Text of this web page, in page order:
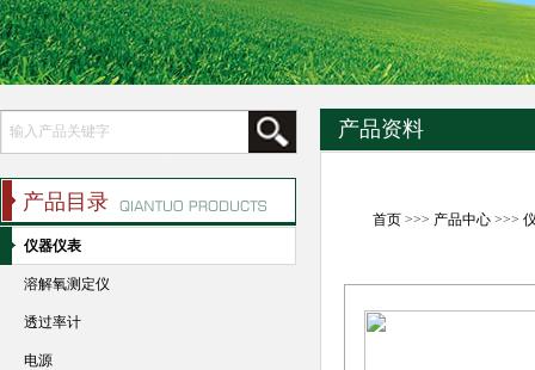
产品资料
首页>>> 产品中心>>>
产品目录
仪器仪表
溶解氧测定仪
透过率计
电源